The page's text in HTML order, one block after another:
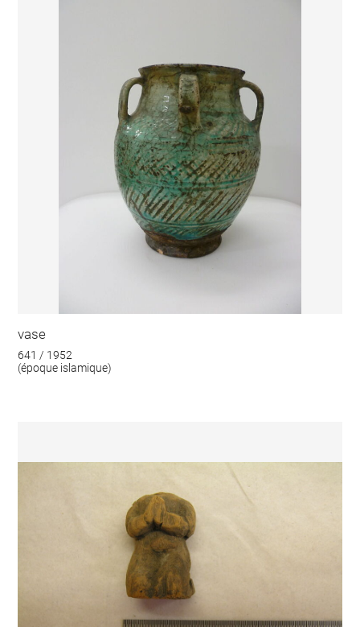
vase
641 / 1952
(époque islamique)